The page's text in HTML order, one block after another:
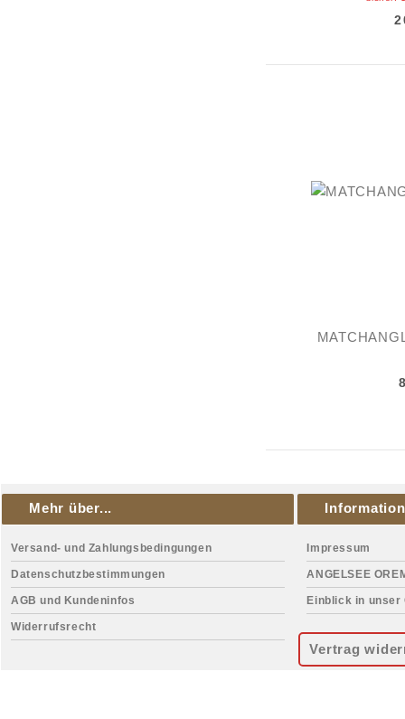
Mehr über...
Versand- und Zahlungsbedingungen
Datenschutzbestimmungen
AGB und Kundeninfos
Widerrufsrecht
Impressum
ANGELSEE
Einblick in unser
Vertrag